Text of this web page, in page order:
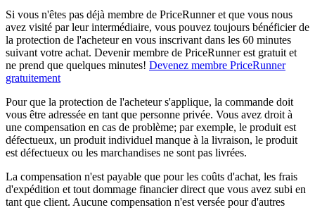
Si vous n'êtes pas déjà membre de PriceRunner et que vous nous
avez visité par leur intermédiaire, vous pouvez toujours bénéficier de
la protection de l'acheteur en vous inscrivant dans les 60 minutes
suivant votre achat. Devenir membre de PriceRunner est gratuit et
ne prend que quelques minutes! Devenez membre PriceRunner
gratuitement
Pour que la protection de l'acheteur s'applique, la commande doit
vous être adressée en tant que personne privée. Vous avez droit à
une compensation en cas de problème; par exemple, le produit est
défectueux, un produit individuel manque à la livraison, le produit
est défectueux ou les marchandises ne sont pas livrées.
La compensation n'est payable que pour les coûts d'achat, les frais
d'expédition et tout dommage financier direct que vous avez subi en
tant que client. Aucune compensation n'est versée pour d'autres